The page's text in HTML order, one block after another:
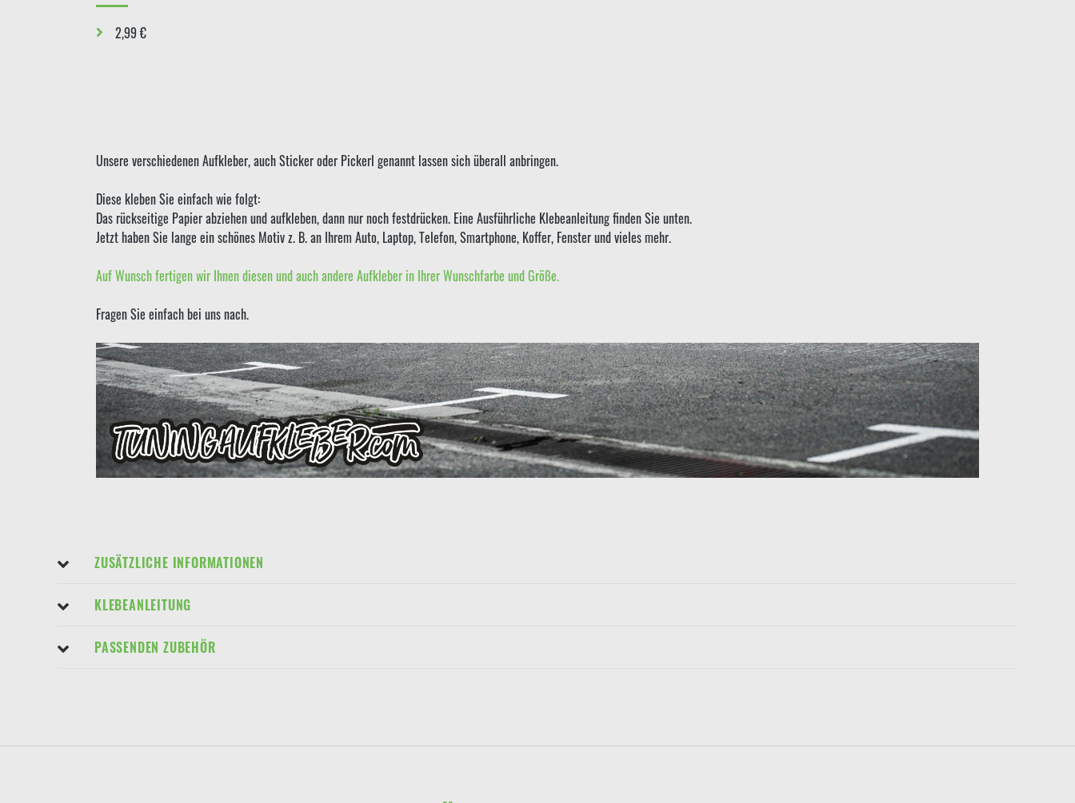
2,99 €
Unsere verschiedenen Aufkleber, auch Sticker oder Pickerl genannt lassen sich überall anbringen.
Diese kleben Sie einfach wie folgt:
Das rückseitige Papier abziehen und aufkleben, dann nur noch festdrücken. Eine Ausführliche Klebeanleitung finden Sie unten.
Jetzt haben Sie lange ein schönes Motiv z. B. an Ihrem Auto, Laptop, Telefon, Smartphone, Koffer, Fenster und vieles mehr.
Auf Wunsch fertigen wir Ihnen diesen und auch andere Aufkleber in Ihrer Wunschfarbe und Größe.
Fragen Sie einfach bei uns nach.
ZUSÄTZLICHE INFORMATIONEN
KLEBEANLEITUNG
PASSENDEN ZUBEHÖR